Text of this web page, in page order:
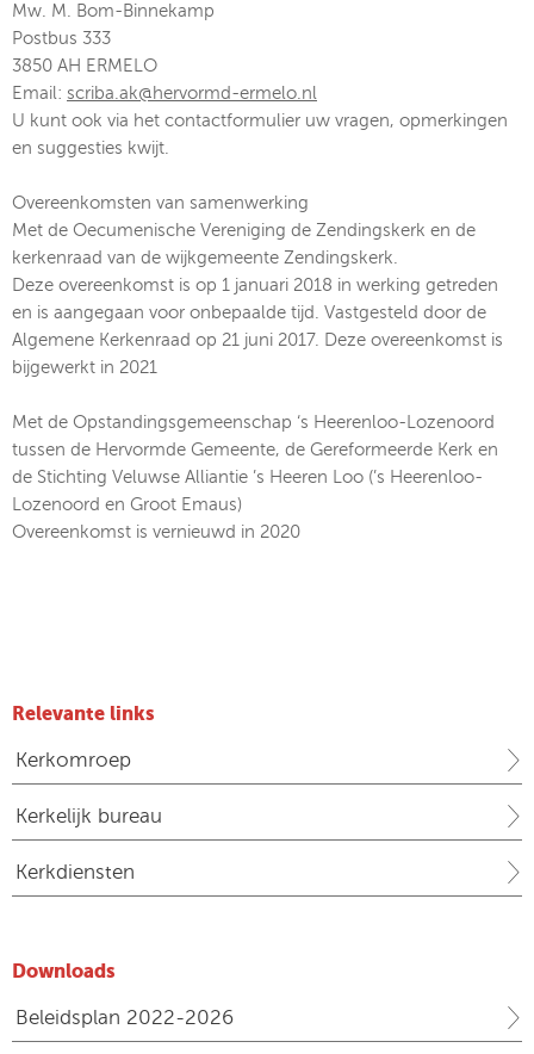
Mw. M. Bom-Binnekamp
Postbus 333
3850 AH ERMELO
Email: scriba.ak@hervormd-ermelo.nl
U kunt ook via het contactformulier uw vragen, opmerkingen
en suggesties kwijt.
Overeenkomsten van samenwerking
Met de Oecumenische Vereniging de Zendingskerk en de
kerkenraad van de wijkgemeente Zendingskerk.
Deze overeenkomst is op 1 januari 2018 in werking getreden
en is aangegaan voor onbepaalde tijd. Vastgesteld door de
Algemene Kerkenraad op 21 juni 2017. Deze overeenkomst is
bijgewerkt in 2021
Met de Opstandingsgemeenschap ‘s Heerenloo-Lozenoord
tussen de Hervormde Gemeente, de Gereformeerde Kerk en
de Stichting Veluwse Alliantie ’s Heeren Loo (’s Heerenloo-
Lozenoord en Groot Emaus)
Overeenkomst is vernieuwd in 2020
Relevante links
Kerkomroep
Kerkelijk bureau
Kerkdiensten
Downloads
Beleidsplan 2022-2026